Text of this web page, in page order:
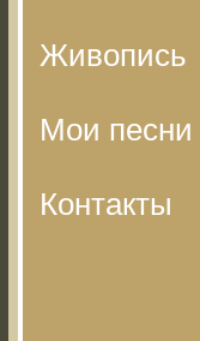
Живопись
Мои песни
Контакты